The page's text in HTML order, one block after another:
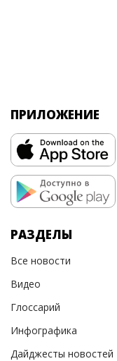
ПРИЛОЖЕНИЕ
РАЗДЕЛЫ
Все новости
Видео
Глоссарий
Инфографика
Дайджесты новостей